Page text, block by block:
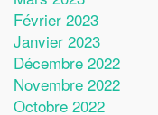
Février 2023
Janvier 2023
Décembre 2022
Novembre 2022
Octobre 2022